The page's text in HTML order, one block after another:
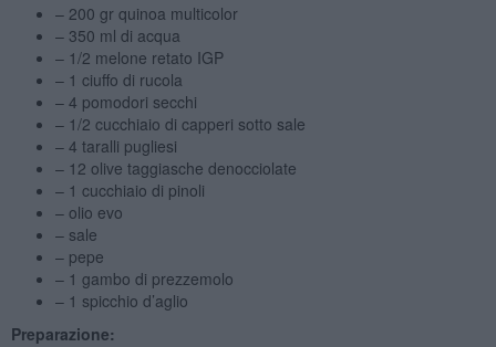
– 200 gr quinoa multicolor
– 350 ml di acqua
– 1/2 melone retato IGP
– 1 ciuffo di rucola
– 4 pomodori secchi
– 1/2 cucchiaio di capperi sotto sale
– 4 taralli pugliesi
– 12 olive taggiasche denocciolate
– 1 cucchiaio di pinoli
– olio evo
– sale
– pepe
– 1 gambo di prezzemolo
– 1 spicchio d’aglio
Preparazione: